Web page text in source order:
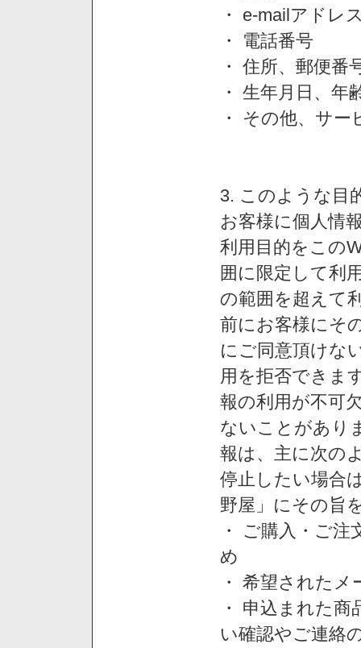
・ e-mailアドレ
・ 電話番号
・ 住所、郵便番
・ 生年月日、年
・ その他、サ
3. このような目
お客様に個人情
利用目的をこの
囲に限定して利
の範囲を超えて
前にお客様にそ
にご同意頂けな
用を拒否できま
報の利用が不可
ないことがあり
報は、主に次の
停止したい場合
野屋」にその旨
・ ご購入・ご
め
・ 希望された
・ 申込まれた
い確認やご連絡